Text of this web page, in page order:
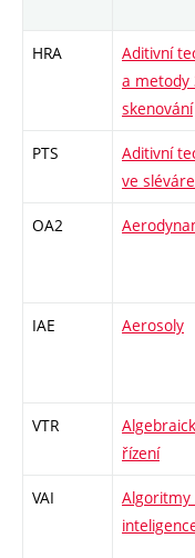
HRA
Aditivní
a metody
skenování
PTS
Aditivní
ve
OA2
IAE Aerosoly
VTR
řízení
VAI
Algoritmy